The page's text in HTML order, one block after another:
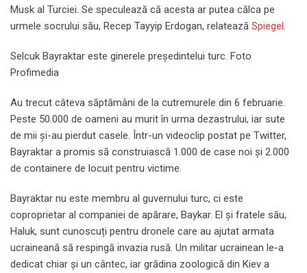
Musk al Turciei. Se speculează că acesta ar putea călca pe
urmele socrului său, Recep Tayyip Erdogan, relatează Spiegel.
Selcuk Bayraktar este ginerele președintelui turc. Foto
Profimedia
Au trecut câteva săptămâni de la cutremurele din 6 februarie.
Peste 50.000 de oameni au murit în urma dezastrului, iar sute
de mii și-au pierdut casele. Într-un videoclip postat pe Twitter,
Bayraktar a promis să construiască 1.000 de case noi și 2.000
de containere de locuit pentru victime.
Bayraktar nu este membru al guvernului turc, ci este
coproprietar al companiei de apărare, Baykar. El și fratele său,
Haluk, sunt cunoscuți pentru dronele care au ajutat armata
ucraineană să respingă invazia rusă. Un militar ucrainean le-a
dedicat chiar și un cântec, iar grădina zoologică din Kiev a